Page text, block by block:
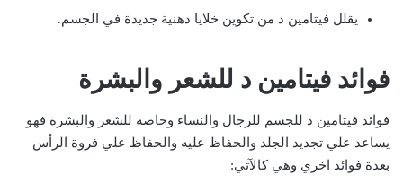
يقلل فيتامين د من تكوين خلايا دهنية جديدة في الجسم.
فوائد فيتامين د للشعر والبشرة
فوائد فيتامين د للجسم للرجال والنساء وخاصة للشعر والبشرة فهو
يساعد علي تجديد الجلد والحفاظ عليه والحفاظ علي فروة الرأس
بعدة فوائد اخري وهي كالآتي: